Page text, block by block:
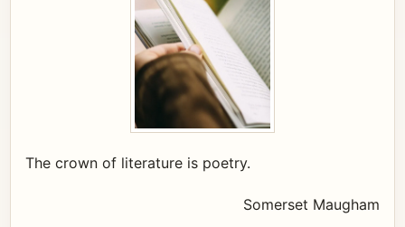
The crown of literature is poetry.
Somerset Maugham